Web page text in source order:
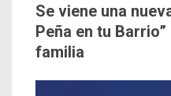
Se viene una
Peña en tu
familia